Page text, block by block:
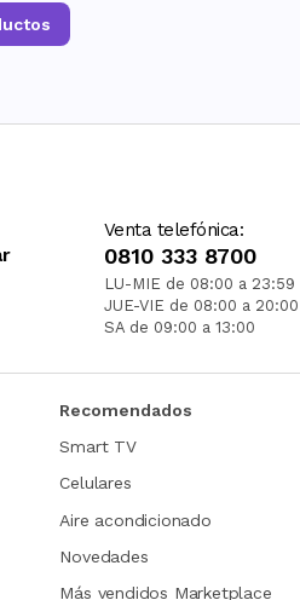
Venta telefónica:
0810 333 8700
LU-MIE de 08:00 a 23:59
JUE-VIE de 08:00 a 20:00
SA de 09:00 a 13:00
Recomendados
Smart TV
Celulares
Aire acondicionado
Novedades
Más vendidos Marketplace